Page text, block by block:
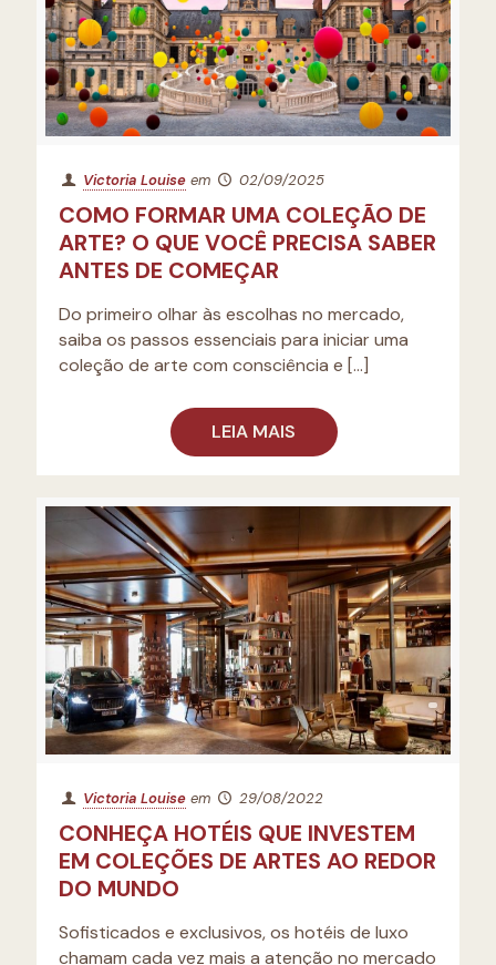
Victoria Louise em 02/09/2025
COMO FORMAR UMA COLEÇÃO DE
ARTE? O QUE VOCÊ PRECISA SABER
ANTES DE COMEÇAR
Do primeiro olhar às escolhas no mercado,
saiba os passos essenciais para iniciar uma
coleção de arte com consciência e […]
LEIA MAIS
Victoria Louise em 29/08/2022
CONHEÇA HOTÉIS QUE INVESTEM
EM COLEÇÕES DE ARTES AO REDOR
DO MUNDO
Sofisticados e exclusivos, os hotéis de luxo
chamam cada vez mais a atenção no mercado